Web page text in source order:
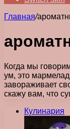
Главная/
Когда мы
ум, это
завораживает
скажу вам, что
Кулинария